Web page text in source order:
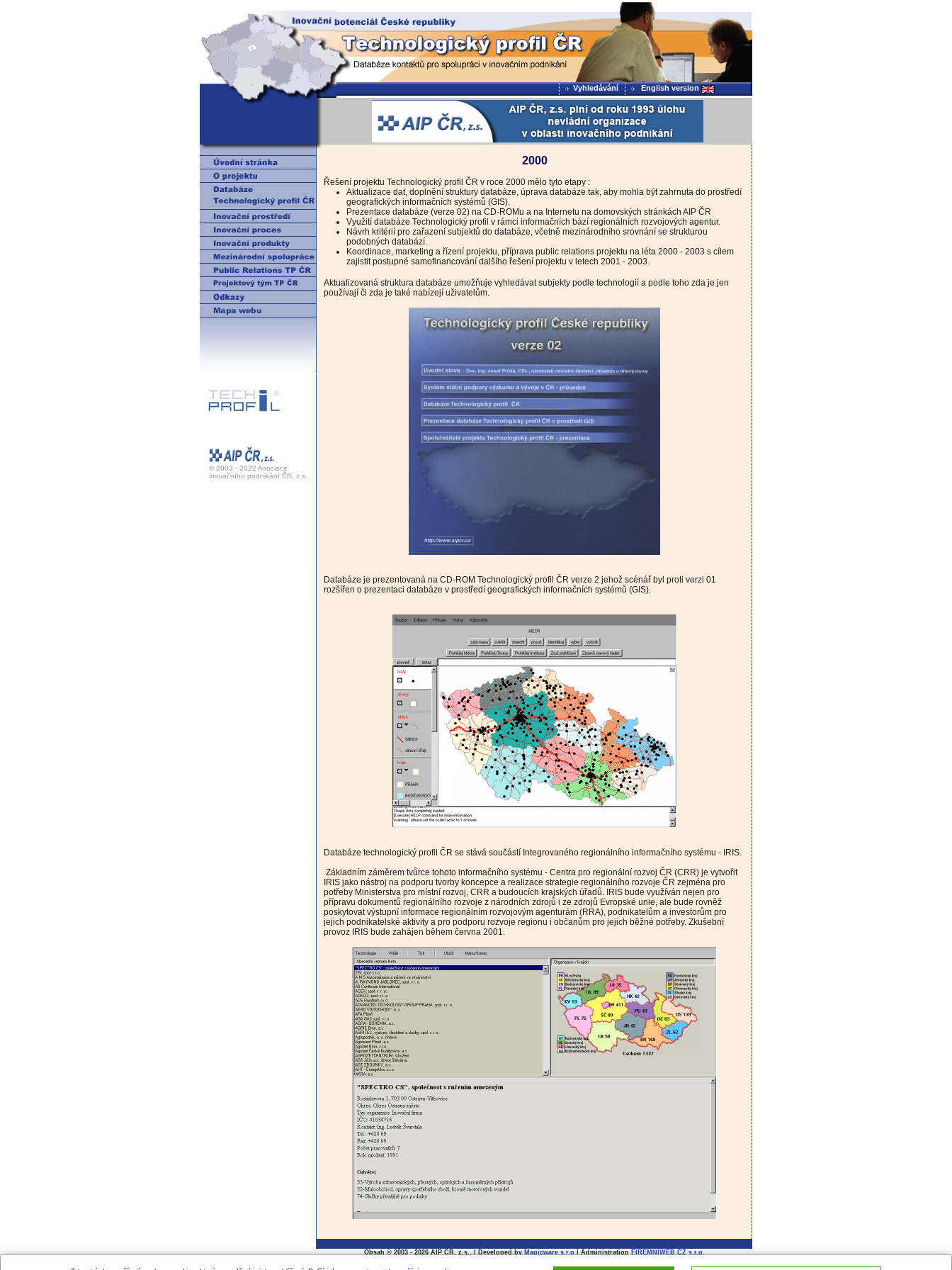
Vyhledávání English version
© 2003 - 2022 Asociace
inovačního podnikání ČR, z.s.
2000
Řešení projektu Technologický profil ČR v roce 2000 mělo tyto etapy :
Aktualizace dat, doplnění struktury databáze, úprava databáze tak, aby mohla být zahrnuta do prostředí
geografických informačních systémů (GIS).
Prezentace databáze (verze 02) na CD-ROMu a na Internetu na domovských stránkách AIP ČR
Využití databáze Technologický profil v rámci informačních bází regionálních rozvojových agentur.
Návrh kritérií pro zařazení subjektů do databáze, včetně mezinárodního srovnání se strukturou
podobných databází.
Koordinace, marketing a řízení projektu, příprava public relations projektu na léta 2000 - 2003 s cílem
zajistit postupné samofinancování dalšího řešení projektu v letech 2001 - 2003.
Aktualizovaná struktura databáze umožňuje vyhledávat subjekty podle technologií a podle toho zda je jen
používají či zda je také nabízejí uživatelům.
Databáze je prezentovaná na CD-ROM Technologický profil ČR verze 2 jehož scénář byl proti verzi 01
rozšířen o prezentaci databáze v prostředí geografických informačních systémů (GIS).
Databáze technologický profil ČR se stává součástí Integrovaného regionálního informačního systému - IRIS.
Základním záměrem tvůrce tohoto informačního systému - Centra pro regionální rozvoj ČR (CRR) je vytvořit
IRIS jako nástroj na podporu tvorby koncepce a realizace strategie regionálního rozvoje ČR zejména pro
potřeby Ministerstva pro místní rozvoj, CRR a budoucích krajských úřadů. IRIS bude využíván nejen pro
přípravu dokumentů regionálního rozvoje z národních zdrojů i ze zdrojů Evropské unie, ale bude rovněž
poskytovat výstupní informace regionálním rozvojovým agenturám (RRA), podnikatelům a investorům pro
jejich podnikatelské aktivity a pro podporu rozvoje regionu i občanům pro jejich běžné potřeby. Zkušební
provoz IRIS bude zahájen během června 2001.
Obsah © 2003 - 2026 AIP CR, z.s., | Developed byMagicware s.r.o| Administration FIREMNIWEB.CZ s.r.o.